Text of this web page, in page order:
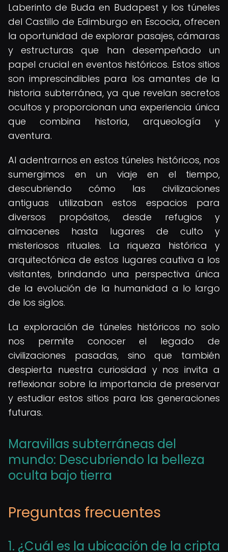
Laberinto de Buda en Budapest y los túneles
del Castillo de Edimburgo en Escocia, ofrecen
la oportunidad de explorar pasajes, cámaras
y estructuras que han desempeñado un
papel crucial en eventos históricos. Estos sitios
son imprescindibles para los amantes de la
historia subterránea, ya que revelan secretos
ocultos y proporcionan una experiencia única
que combina historia, arqueología y
aventura.
Al adentrarnos en estos túneles históricos, nos
sumergimos en un viaje en el tiempo,
descubriendo cómo las civilizaciones
antiguas utilizaban estos espacios para
diversos propósitos, desde refugios y
almacenes hasta lugares de culto y
misteriosos rituales. La riqueza histórica y
arquitectónica de estos lugares cautiva a los
visitantes, brindando una perspectiva única
de la evolución de la humanidad a lo largo
de los siglos.
La exploración de túneles históricos no solo
nos permite conocer el legado de
civilizaciones pasadas, sino que también
despierta nuestra curiosidad y nos invita a
reflexionar sobre la importancia de preservar
y estudiar estos sitios para las generaciones
futuras.
Maravillas subterráneas del
mundo: Descubriendo la belleza
oculta bajo tierra
Preguntas frecuentes
1. ¿Cuál es la ubicación de la cripta